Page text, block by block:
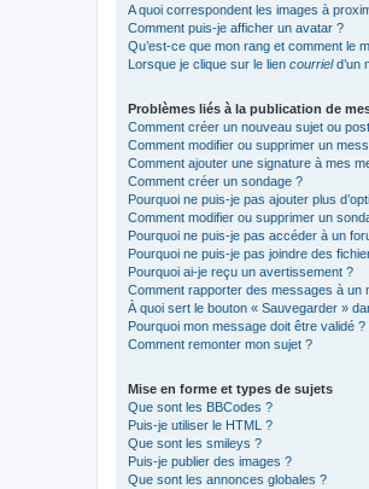
A quoi correspondent les images à
Comment puis-je afficher un avatar ?
Qu’est-ce que mon rang et comment le
Lorsque je clique sur le lien courrield’un
Problèmes liés à la publication de
Comment créer un nouveau sujet ou
Comment modifier ou supprimer un
Comment ajouter une signature à mes
Comment créer un sondage ?
Pourquoi ne puis-je pas ajouter plus
Comment modifier ou supprimer un
Pourquoi ne puis-je pas accéder à un
Pourquoi ne puis-je pas joindre des
Pourquoi ai-je reçu un avertissement ?
Comment rapporter des messages à un
À quoi sert le bouton « Sauvegarder »
Pourquoi mon message doit être validé ?
Comment remonter mon sujet ?
Mise en forme et types de sujets
Que sont les BBCodes ?
Puis-je utiliser le HTML ?
Que sont les smileys ?
Puis-je publier des images ?
Que sont les annonces globales ?